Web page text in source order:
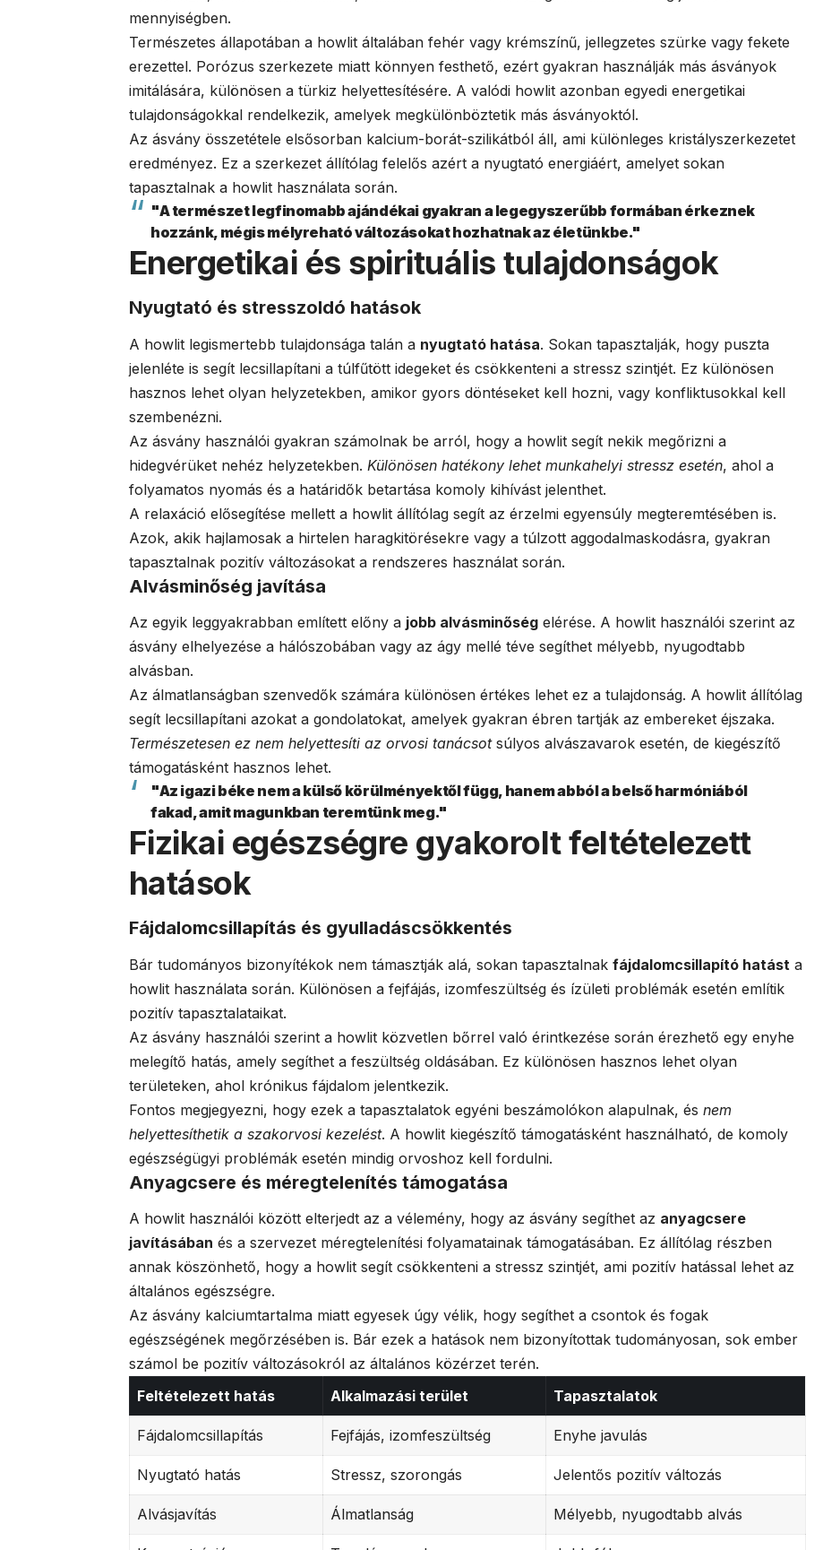
mennyiségben.
Természetes állapotában a howlit általában fehér vagy krémszínű, jellegzetes szürke vagy fekete
erezettel. Porózus szerkezete miatt könnyen festhető, ezért gyakran használják más ásványok
imitálására, különösen a türkiz helyettesítésére. A valódi howlit azonban egyedi energetikai
tulajdonságokkal rendelkezik, amelyek megkülönböztetik más ásványoktól.
Az ásvány összetétele elsősorban kalcium-borát-szilikátból áll, ami különleges kristályszerkezetet
eredményez. Ez a szerkezet állítólag felelős azért a nyugtató energiáért, amelyet sokan
tapasztalnak a howlit használata során.
"A természet legfinomabb ajándékai gyakran a legegyszerűbb formában érkeznek
hozzánk, mégis mélyreható változásokat hozhatnak az életünkbe."
Energetikai és spirituális tulajdonságok
Nyugtató és stresszoldó hatások
A howlit legismertebb tulajdonsága talán a nyugtató hatása. Sokan tapasztalják, hogy puszta
jelenléte is segít lecsillapítani a túlfűtött idegeket és csökkenteni a stressz szintjét. Ez különösen
hasznos lehet olyan helyzetekben, amikor gyors döntéseket kell hozni, vagy konfliktusokkal kell
szembenézni.
Az ásvány használói gyakran számolnak be arról, hogy a howlit segít nekik megőrizni a
hidegvérüket nehéz helyzetekben. Különösen hatékony lehet munkahelyi stressz esetén, ahol a
folyamatos nyomás és a határidők betartása komoly kihívást jelenthet.
A relaxáció elősegítése mellett a howlit állítólag segít az érzelmi egyensúly megteremtésében is.
Azok, akik hajlamosak a hirtelen haragkitörésekre vagy a túlzott aggodalmaskodásra, gyakran
tapasztalnak pozitív változásokat a rendszeres használat során.
Alvásminőség javítása
Az egyik leggyakrabban említett előny a jobb alvásminőség elérése. A howlit használói szerint az
ásvány elhelyezése a hálószobában vagy az ágy mellé téve segíthet mélyebb, nyugodtabb
alvásban.
Az álmatlanságban szenvedők számára különösen értékes lehet ez a tulajdonság. A howlit állítólag
segít lecsillapítani azokat a gondolatokat, amelyek gyakran ébren tartják az embereket éjszaka.
Természetesen ez nem helyettesíti az orvosi tanácsotsúlyos alvászavarok esetén, de kiegészítő
támogatásként hasznos lehet.
"Az igazi béke nem a külső körülményektől függ, hanem abból a belső harmóniából
fakad, amit magunkban teremtünk meg."
Fizikai egészségre gyakorolt feltételezett
hatások
Fájdalomcsillapítás és gyulladáscsökkentés
Bár tudományos bizonyítékok nem támasztják alá, sokan tapasztalnak fájdalomcsillapító hatást a
howlit használata során. Különösen a fejfájás, izomfeszültség és ízületi problémák esetén említik
pozitív tapasztalataikat.
Az ásvány használói szerint a howlit közvetlen bőrrel való érintkezése során érezhető egy enyhe
melegítő hatás, amely segíthet a feszültség oldásában. Ez különösen hasznos lehet olyan
területeken, ahol krónikus fájdalom jelentkezik.
Fontos megjegyezni, hogy ezek a tapasztalatok egyéni beszámolókon alapulnak, és nem
helyettesíthetik a szakorvosi kezelést. A howlit kiegészítő támogatásként használható, de komoly
egészségügyi problémák esetén mindig orvoshoz kell fordulni.
Anyagcsere és méregtelenítés támogatása
A howlit használói között elterjedt az a vélemény, hogy az ásvány segíthet az anyagcsere
javításában és a szervezet méregtelenítési folyamatainak támogatásában. Ez állítólag részben
annak köszönhető, hogy a howlit segít csökkenteni a stressz szintjét, ami pozitív hatással lehet az
általános egészségre.
Az ásvány kalciumtartalma miatt egyesek úgy vélik, hogy segíthet a csontok és fogak
egészségének megőrzésében is. Bár ezek a hatások nem bizonyítottak tudományosan, sok ember
számol be pozitív változásokról az általános közérzet terén.
Feltételezett hatás
Alkalmazási terület Tapasztalatok
Fájdalomcsillapítás Fejfájás, izomfeszültség Enyhe javulás
Nyugtató hatás Stressz, szorongás Jelentős pozitív változás
Alvásjavítás Álmatlanság Mélyebb, nyugodtabb alvás